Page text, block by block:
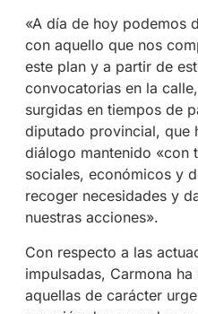
«A día de hoy podemos
con aquello que nos
este plan y a partir de
convocatorias en la
surgidas en tiempos de
diputado provincial, que
diálogo mantenido «con
sociales, económicos y
recoger necesidades y
nuestras acciones».
Con respecto a las
impulsadas, Carmona
aquellas de carácter